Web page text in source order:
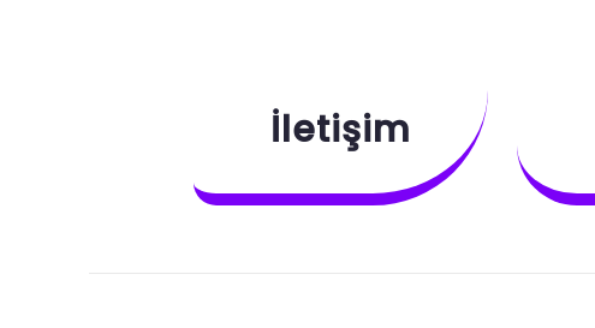
İletişim